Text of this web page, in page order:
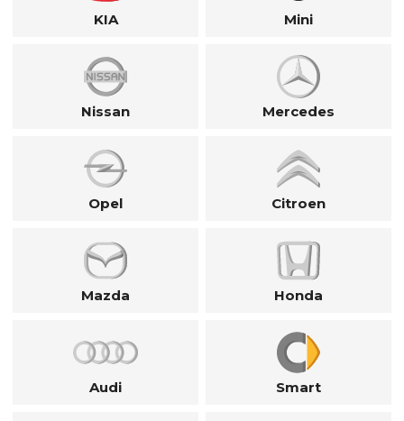
KIA Mini
Nissan Mercedes
Opel Citroen
Mazda Honda
Audi Smart